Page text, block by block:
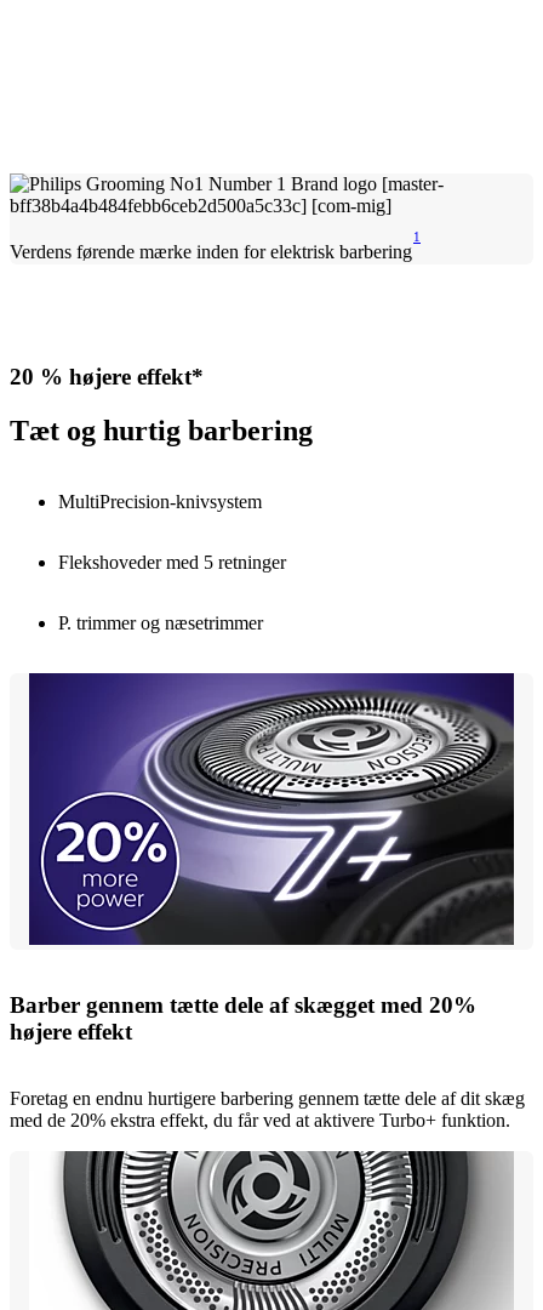
Verdens førende mærke inden for elektrisk barbering
1
20 % højere effekt*
Tæt og hurtig barbering
MultiPrecision-knivsystem
Flekshoveder med 5 retninger
P. trimmer og næsetrimmer
Barber gennem tætte dele af skægget med 20%
højere effekt
Foretag en endnu hurtigere barbering gennem tætte dele af dit skæg
med de 20% ekstra effekt, du får ved at aktivere Turbo+ funktion.